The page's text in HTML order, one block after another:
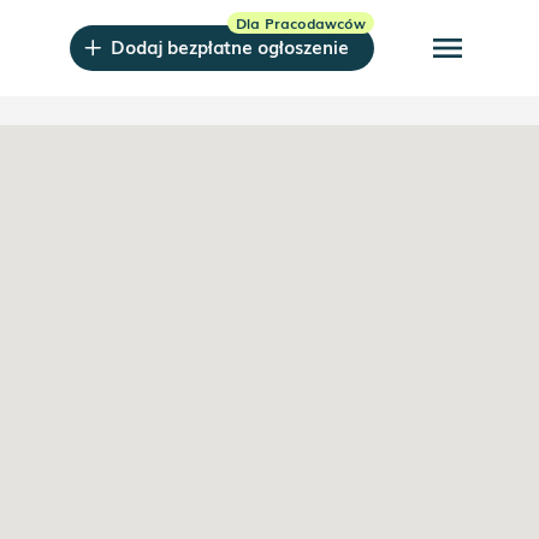
Dodaj bezpłatne ogłoszenie menu